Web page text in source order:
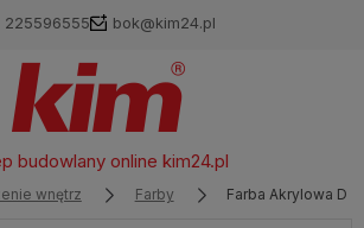
225596555 bok@kim24.pl
budowlany online kim24.pl
wnętrz Farby Farba Akrylowa Do